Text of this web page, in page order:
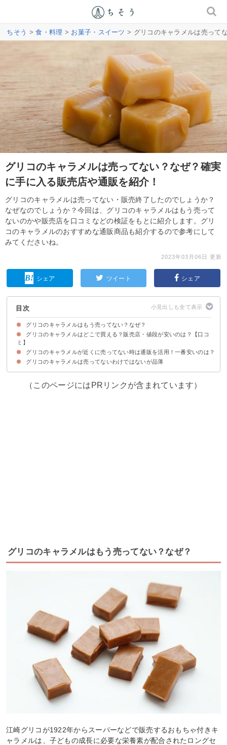
ちそう >食・料理 > お菓子・スイーツ > グリコのキャラメルは売って
グリコのキャラメルは売ってない？なぜ？確実
に手に入る販売店や通販を紹介！
グリコのキャラメルは売ってない・販売終了したのでしょうか？
なぜなのでしょうか？今回は、グリコのキャラメルはもう売って
ないのかや販売店を口コミなどの検証をもとに紹介します。グリ
コのキャラメルのおすすめな通販商品も紹介するので参考にして
みてくださいね。
2023年03月06日 更新
シェア ツイート シェア
目次
グリコのキャラメルはもう売ってない？なぜ？
グリコのキャラメルはまだ販売しているが品薄状態
グリコのキャラメルはどこで買える？販売店・値段が安いのは？【口コ
ミ】
①ダイソー（108円）
グリコのキャラメルが近くに売ってない時は通販を活用！一番安いのは？
①楽天市場おかげさまマーケット｜グリコグリコ4粒×10個（1420円）
②楽天市場ゆっくんのお菓子倉庫｜江崎グリコ4粒アソビグリコ（10×12）
③楽天市場おかしのマーチ｜グリコも入ったお菓子詰め合わせ（1617円）
グリコのキャラメルは売ってないわけではないが品薄
（このページにはPRリンクが含まれています）
グリコのキャラメルはもう売ってない？なぜ？
江崎グリコが1922年からスーパーなどで販売するおもちゃ付きキ
ャラメルは、子どもの成長に必要な栄養素が配合されたロングセ